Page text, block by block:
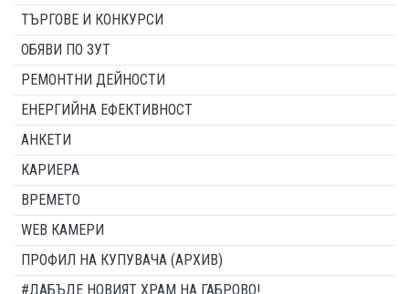
ТЪРГОВЕ И КОНКУРСИ
ОБЯВИ ПО ЗУТ
РЕМОНТНИ ДЕЙНОСТИ
ЕНЕРГИЙНА ЕФЕКТИВНОСТ
АНКЕТИ
КАРИЕРА
ВРЕМЕТО
WEB КАМЕРИ
ПРОФИЛ НА КУПУВАЧА (АРХИВ)
#ДАБЪДЕ НОВИЯТ ХРАМ НА ГАБРОВО!